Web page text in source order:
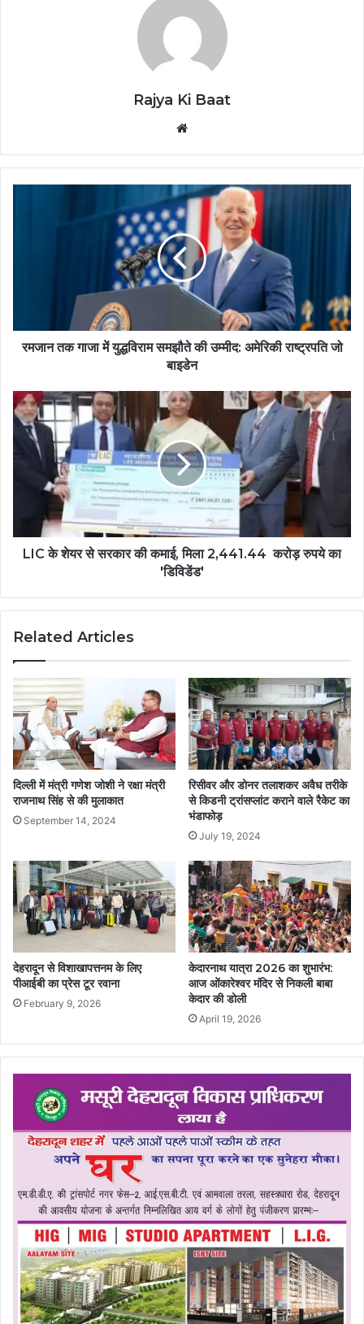
Rajya Ki Baat
रमजान तक गाजा में युद्धविराम समझौते की उम्मीद: अमेरिकी राष्‍ट्रपति जो
बाइडेन
LIC के शेयर से सरकार की कमाई, मिला 2,441.44 करोड़ रुपये का
'डिविडेंड'
Related Articles
दिल्ली में मंत्री गणेश जोशी ने रक्षा मंत्री
राजनाथ सिंह से की मुलाकात
September 14, 2024
रिसीवर और डोनर तलाशकर अवैध तरीके
से किडनी ट्रांसप्लांट कराने वाले रैकेट का
भंडाफोड़
July 19, 2024
देहरादून से विशाखापत्तनम के लिए
पीआईबी का प्रेस टूर रवाना
February 9, 2026
केदारनाथ यात्रा 2026 का शुभारंभ:
आज ओंकारेश्वर मंदिर से निकली बाबा
केदार की डोली
April 19, 2026